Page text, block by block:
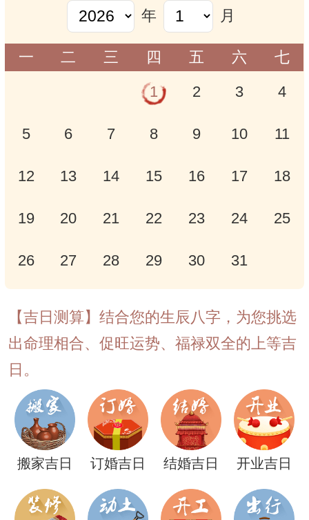
年 月
一 二 三 四 五 六 七
1 2 3 4
5 6 7 8 9 10 11
12 13 14 15 16 17 18
19 20 21 22 23 24 25
26 27 28 29 30 31
【吉日测算】结合您的生辰八字，为您挑选
出命理相合、促旺运势、福禄双全的上等吉
日。
搬家吉日 订婚吉日 结婚吉日 开业吉日